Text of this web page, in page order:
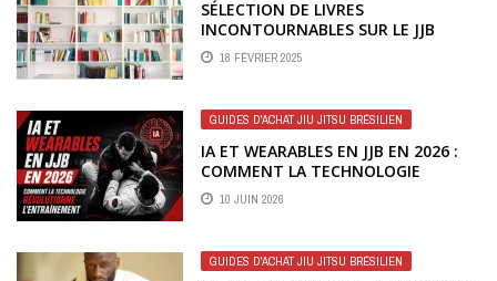
SÉLECTION DE LIVRES
INCONTOURNABLES SUR LE JJB
18 FÉVRIER 2025
GUIDES D'ACHAT JIU JITSU BRÉSILIEN
IA ET WEARABLES EN JJB EN 2026 :
COMMENT LA TECHNOLOGIE
RÉVOLUTIONNE L’ENTRAÎNEMENT
10 JUIN 2026
GUIDES D'ACHAT JIU JITSU BRÉSILIEN